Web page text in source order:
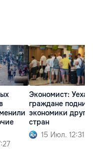
Экономист:
граждане
экономики
стран
15 Июл. 12:31